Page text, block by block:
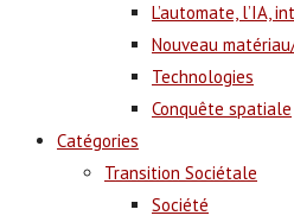
L’automate, l’IA,
Nouveau
Technologies
Conquête spatiale
Catégories
Transition Sociétale
Société